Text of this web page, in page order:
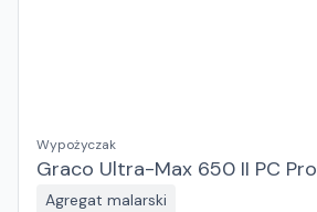
Wypożyczak
Graco Ultra-Max 650 II PC Pro
Agregat malarski